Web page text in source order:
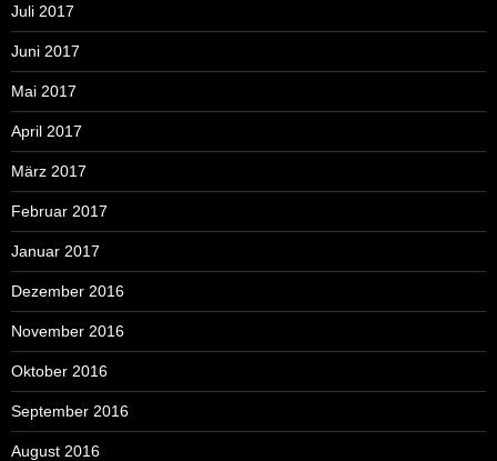
Juli 2017
Juni 2017
Mai 2017
April 2017
März 2017
Februar 2017
Januar 2017
Dezember 2016
November 2016
Oktober 2016
September 2016
August 2016